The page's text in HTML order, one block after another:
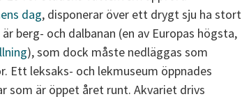
dag, disponerar över ett drygt sju ha stort
berg- och dalbanan (en av Europas högsta,
), som dock måste nedläggas som
Ett leksaks- och lekmuseum öppnades
som är öppet året runt. Akvariet drivs